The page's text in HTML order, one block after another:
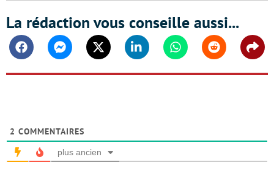
La rédaction vous conseille aussi...
FacebookMessengerTwitter Linkedin WhatsappReddit
2 COMMENTAIRES
plus ancien